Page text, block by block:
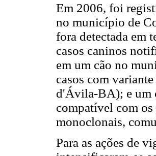
Em 2006, foi
no município de
fora detectada em
casos caninos
em um cão no
casos com
d'Ávila-BA); e um
compatível com
monoclonais,
Para as ações de